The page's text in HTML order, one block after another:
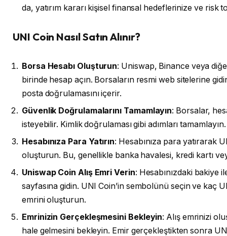
da, yatırım kararı kişisel finansal hedeflerinize ve risk
UNI Coin Nasıl Satın Alınır?
Borsa Hesabı Oluşturun: Uniswap, Binance veya
birinde hesap açın. Borsaların resmi web sitelerine
posta doğrulamasını içerir.
Güvenlik Doğrulamalarını Tamamlayın: Borsalar,
isteyebilir. Kimlik doğrulaması gibi adımları tamamlayın.
Hesabınıza Para Yatırın: Hesabınıza para yatırarak
oluşturun. Bu, genellikle banka havalesi, kredi kartı
Uniswap Coin Alış Emri Verin: Hesabınızdaki bakiye
sayfasına gidin. UNI Coin’in sembolünü seçin ve kaç
emrini oluşturun.
Emrinizin Gerçekleşmesini Bekleyin: Alış emrinizi
hale gelmesini bekleyin. Emir gerçekleştikten sonra